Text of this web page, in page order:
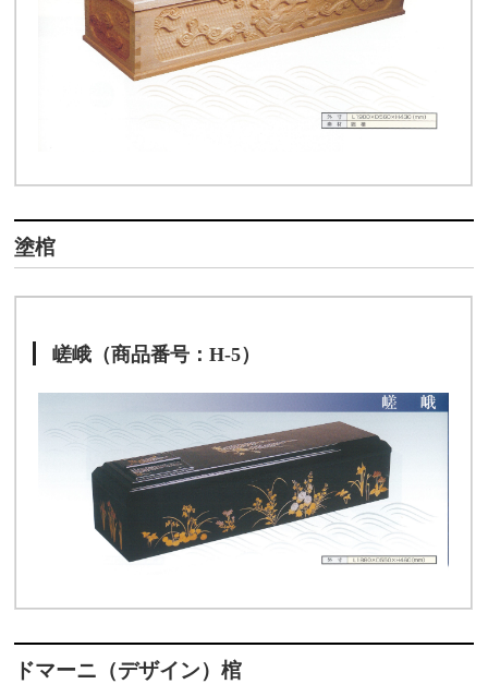
塗棺
嵯峨（商品番号：H-5）
ドマーニ（デザイン）棺